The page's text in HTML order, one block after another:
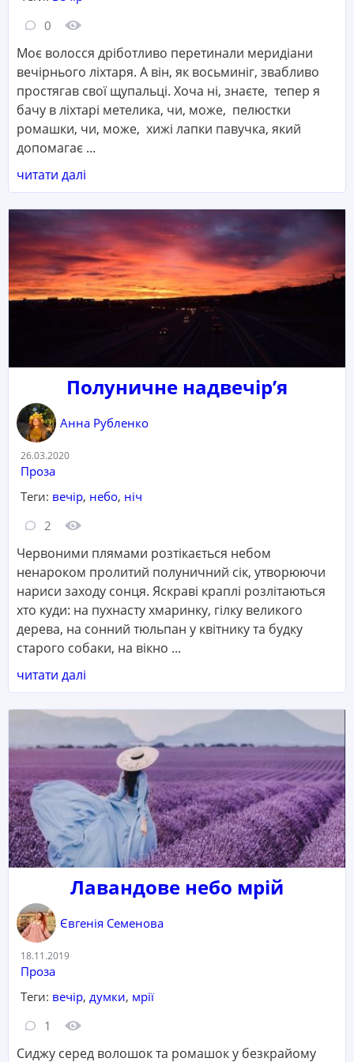
Кількість коментарів:
0 Кількість переглядів:
Моє волосся дріботливо перетинали меридіани
вечірнього ліхтаря. А він, як восьминіг, звабливо
простягав свої щупальці. Хоча ні, знаєте, тепер я
бачу в ліхтарі метелика, чи, може, пелюстки
ромашки, чи, може, хижі лапки павучка, який
допомагає ...
читати далі
Полуничне надвечір’я
Анна Рубленко
Дата:
26.03.2020
Категорія:
Проза
Теги: вечір, небо, ніч
Кількість коментарів:
2 Кількість переглядів:
Червоними плямами розтікається небом
ненароком пролитий полуничний сік, утворюючи
нариси заходу сонця. Яскраві краплі розлітаються
хто куди: на пухнасту хмаринку, гілку великого
дерева, на сонний тюльпан у квітнику та будку
старого собаки, на вікно ...
читати далі
Лавандове небо мрій
Євгенія Семенова
Дата:
18.11.2019
Категорія:
Проза
Теги: вечір, думки, мрії
Кількість коментарів:
1 Кількість переглядів:
Сиджу серед волошок та ромашок у безкрайому